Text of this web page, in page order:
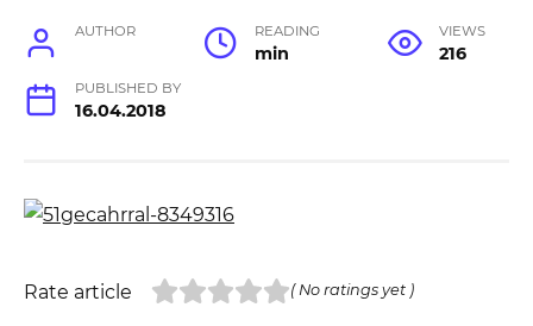
AUTHOR READING
min
VIEWS
216
PUBLISHED BY
16.04.2018
Rate article ( No ratings yet )